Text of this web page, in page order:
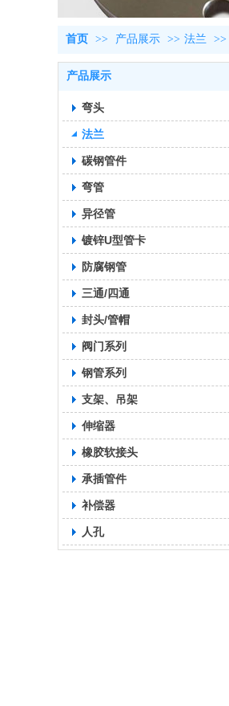
首页 >> 产品展示 >> 法兰 >>
产品展示
弯头
法兰
碳钢管件
弯管
异径管
镀锌U型管卡
防腐钢管
三通/四通
封头/管帽
阀门系列
钢管系列
支架、吊架
伸缩器
橡胶软接头
承插管件
补偿器
人孔